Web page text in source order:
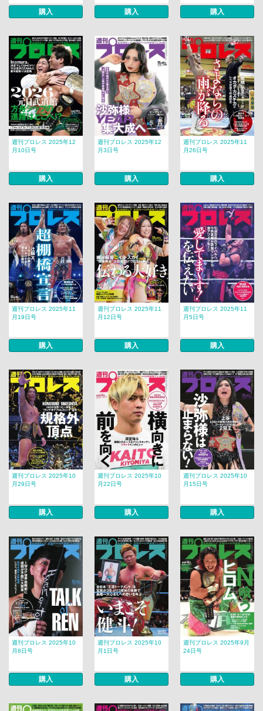
購入 購入 購入
週刊プロレス 2025年12
月10日号
購入
週刊プロレス 2025年12
月3日号
購入
週刊プロレス 2025年11
月26日号
購入
週刊プロレス 2025年11
月19日号
購入
週刊プロレス 2025年11
月12日号
購入
週刊プロレス 2025年11
月5日号
購入
週刊プロレス 2025年10
月29日号
購入
週刊プロレス 2025年10
月22日号
購入
週刊プロレス 2025年10
月15日号
購入
週刊プロレス 2025年10
月8日号
購入
週刊プロレス 2025年10
月1日号
購入
週刊プロレス 2025年9月
24日号
購入